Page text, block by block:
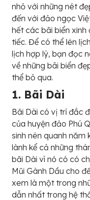
nhỏ với những nét
đến với đảo ngọc
hết các bãi biển
tiếc. Để có thể lên
lịch hợp lý, bạn đọc
về những bãi biển
thể bỏ qua.
1. Bãi Dài
Bãi Dài có vị trí đắc
của huyện đảo Phú
sinh nên quanh năm
lành kể cả những
bãi Dài vì nó có có
Mũi Gành Dầu cho
xem là một trong
dẫn nhất trong hệ